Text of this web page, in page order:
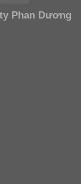
Phan Dương